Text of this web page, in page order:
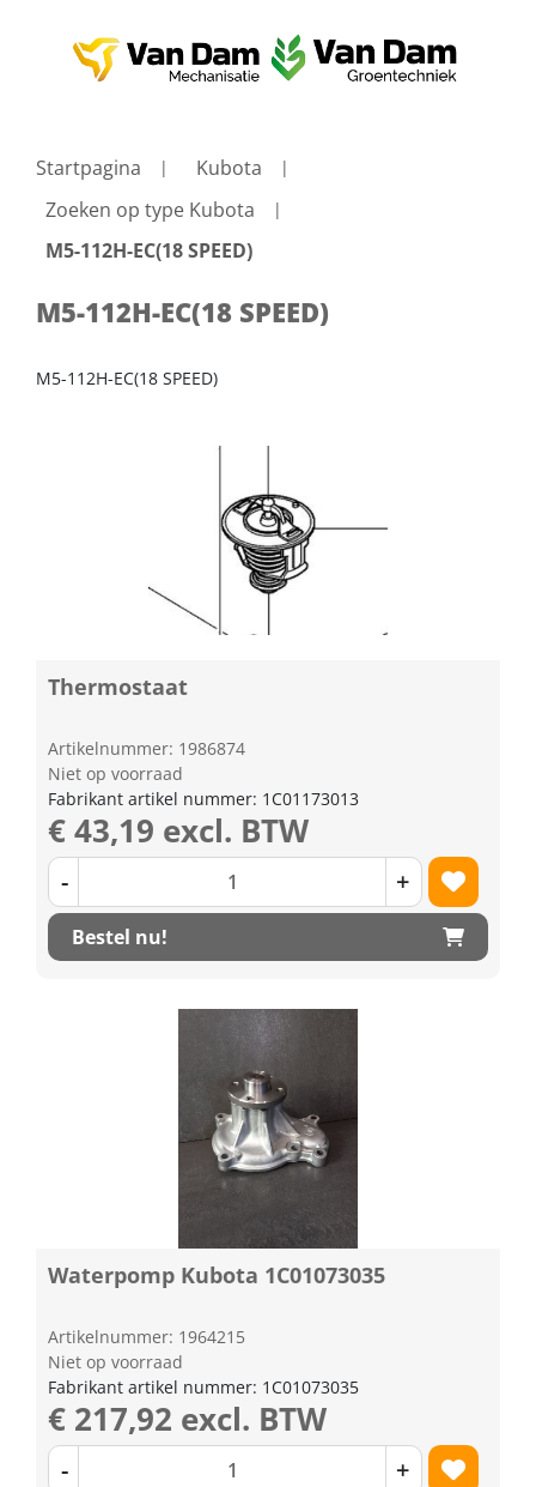
Startpagina
Kubota
Zoeken op type Kubota
M5-112H-EC(18 SPEED)
M5-112H-EC(18 SPEED)
M5-112H-EC(18 SPEED)
Thermostaat
Artikelnummer: 1986874
Niet op voorraad
Fabrikant artikel nummer: 1C01173013
€ 43,19 excl. BTW
- +
Bestel nu!
Waterpomp Kubota 1C01073035
Artikelnummer: 1964215
Niet op voorraad
Fabrikant artikel nummer: 1C01073035
€ 217,92 excl. BTW
- +